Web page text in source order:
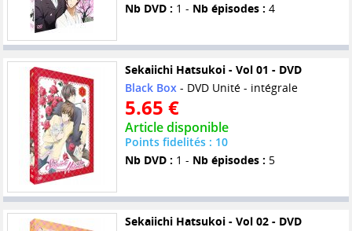
Nb DVD : 1 - Nb épisodes : 4
Sekaiichi Hatsukoi - Vol 01 - DVD
Black Box- DVD Unité - intégrale
5.65 €
Article disponible
Points fidelités : 10
Nb DVD : 1 - Nb épisodes : 5
Sekaiichi Hatsukoi - Vol 02 - DVD